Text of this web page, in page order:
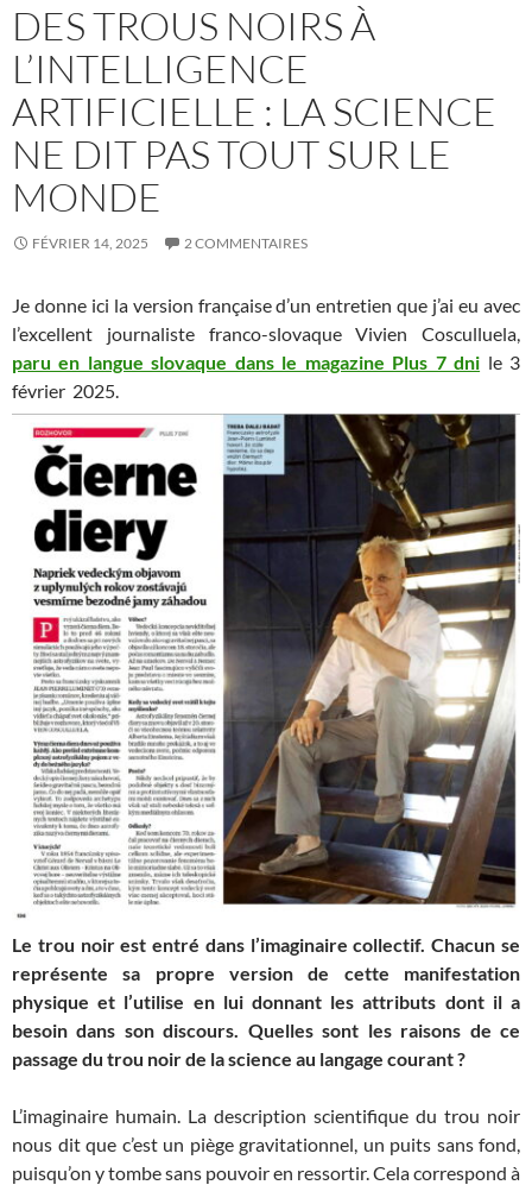
DES TROUS NOIRS À
L’INTELLIGENCE
ARTIFICIELLE : LA SCIENCE
NE DIT PAS TOUT SUR LE
MONDE
FÉVRIER 14, 2025 2 COMMENTAIRES
Je donne ici la version française d’un entretien que j’ai eu avec
l’excellent journaliste franco-slovaque Vivien Cosculluela,
paru en langue slovaque dans le magazine Plus 7 dni le 3
février 2025.
Le trou noir est entré dans l’imaginaire collectif. Chacun se
représente sa propre version de cette manifestation
physique et l’utilise en lui donnant les attributs dont il a
besoin dans son discours. Quelles sont les raisons de ce
passage du trou noir de la science au langage courant ?
L’imaginaire humain. La description scientifique du trou noir
nous dit que c’est un piège gravitationnel, un puits sans fond,
puisqu’on y tombe sans pouvoir en ressortir. Cela correspond à